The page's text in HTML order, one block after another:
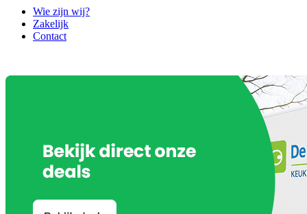
Wie zijn wij?
Zakelijk
Contact